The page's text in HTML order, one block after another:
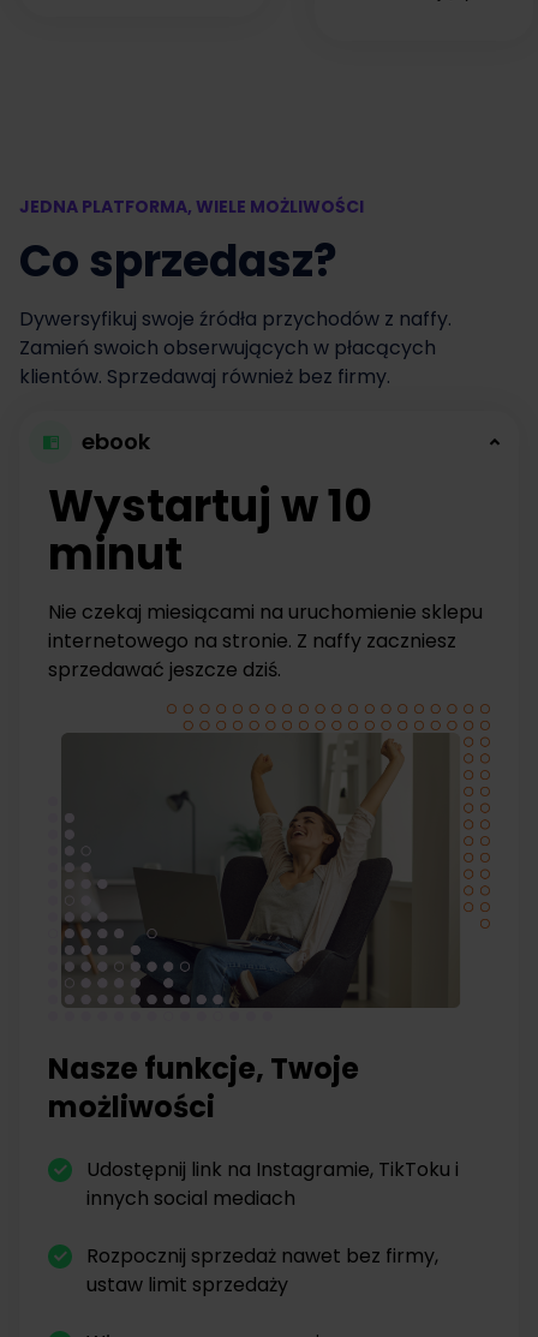
JEDNA PLATFORMA, WIELE MOŻLIWOŚCI
Co sprzedasz?
Dywersyfikuj swoje źródła przychodów z naffy.
Zamień swoich obserwujących w płacących
klientów. Sprzedawaj również bez firmy.
ebook
Wystartuj w 10
minut
Nie czekaj miesiącami na uruchomienie sklepu
internetowego na stronie. Z naffy zaczniesz
sprzedawać jeszcze dziś.
Nasze funkcje, Twoje
możliwości
Udostępnij link na Instagramie, TikToku i
innych social mediach
Rozpocznij sprzedaż nawet bez firmy,
ustaw limit sprzedaży